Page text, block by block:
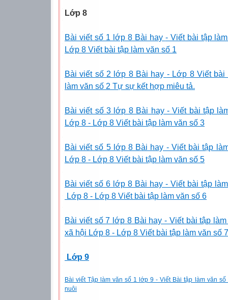
Lớp 8
Bài viết số 1 lớp 8 Bài hay - Viết bài tập
Lớp 8 Viết bài tập làm văn số 1
Bài viết số 2 lớp 8 Bài hay - Lớp 8 Viết bài
làm văn số 2 Tự sự kết hợp miêu tả.
Bài viết số 3 lớp 8 Bài hay - Viết bài tập
Lớp 8 - Lớp 8 Viết bài tập làm văn số 3
Bài viết số 5 lớp 8 Bài hay - Viết bài tập
Lớp 8 - Lớp 8 Viết bài tập làm văn số 5
Bài viết số 6 lớp 8 Bài hay - Viết bài tập
Lớp 8 - Lớp 8 Viết bài tập làm văn số 6
Bài viết số 7 lớp 8 Bài hay - Viết bài tập
xã hội Lớp 8 - Lớp 8 Viết bài tập làm văn số 7
Lớp 9
Bài viết Tập làm văn số 1 lớp 9 - Viết Bài tập làm văn
nuôi